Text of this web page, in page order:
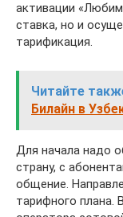
активации
ставка, но и
тарификация.
Читайте
Билайн в
Для начала надо
страну, с
общение.
тарифного плана.